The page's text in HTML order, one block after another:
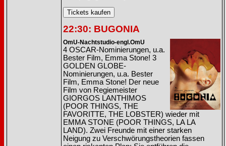
22:30: BUGONIA
OmU-Nachtstudio-engl.OmU
4 OSCAR-Nominierungen, u.a.
Bester Film, Emma Stone! 3
GOLDEN GLOBE-
Nominierungen, u.a. Bester
Film, Emma Stone! Der neue
Film von Regiemeister
GIORGOS LANTHIMOS
(POOR THINGS, THE
FAVORITTE, THE LOBSTER) wieder mit
EMMA STONE (POOR THINGS, LA LA
LAND). Zwei Freunde mit einer starken
Neigung zu Verschwörungstheorien fassen